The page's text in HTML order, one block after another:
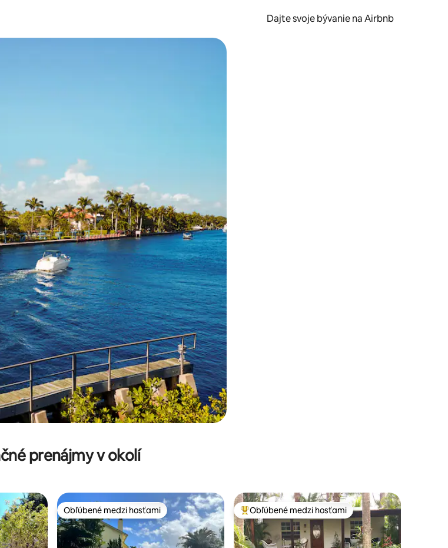
Dajte svoje bývanie na Airbnb
so šípkami nahor a nadol alebo ich preskúmať pomocou dotykových gest či potiahnutia prstom.
prenájmy v okolí
Obľúbené medzi hosťami
Obľúbené medzi hosťami Najobľúbenejšie medzi hosťami
Obľúbené medzi hosťami